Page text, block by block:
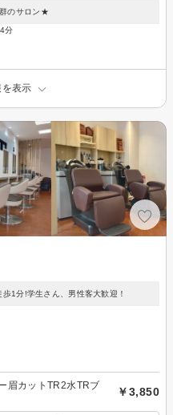
のサロン★
分
表示
1分!学生さん、男性客大歓迎！
眉カットTR2水TRブ
￥3,850